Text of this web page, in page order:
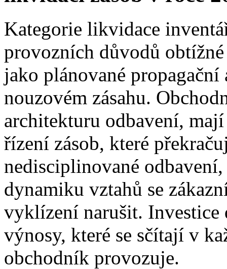
Kategorie likvidace
provozních důvodů
jako plánované
nouzovém zásahu.
architekturu odbavení,
řízení zásob, které
nedisciplinované
dynamiku vztahů se
vyklízení narušit.
výnosy, které se sčítají v
obchodník provozuje.